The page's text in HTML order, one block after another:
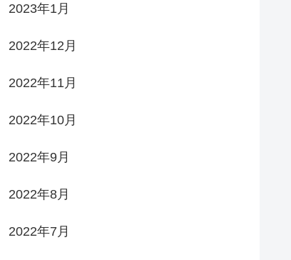
2023年1月
2022年12月
2022年11月
2022年10月
2022年9月
2022年8月
2022年7月